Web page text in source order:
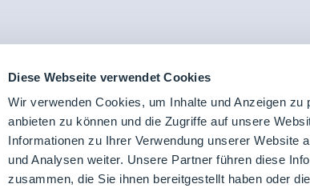
Diese Webseite verwendet Cookies
Wir verwenden Cookies, um Inhalte und Anzeigen
anbieten zu können und die Zugriffe auf unsere
Informationen zu Ihrer Verwendung unserer Website
und Analysen weiter. Unsere Partner führen diese
zusammen, die Sie ihnen bereitgestellt haben oder